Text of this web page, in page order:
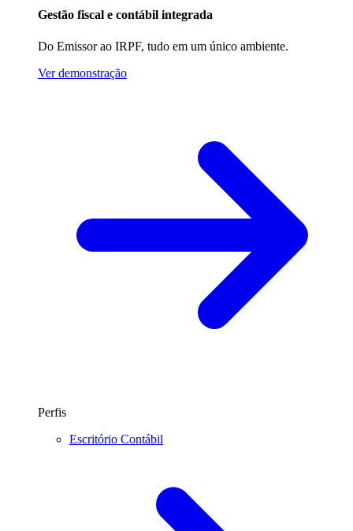
Gestão fiscal e contábil integrada
Do Emissor ao IRPF, tudo em um único ambiente.
Ver demonstração
Perfis
Escritório Contábil